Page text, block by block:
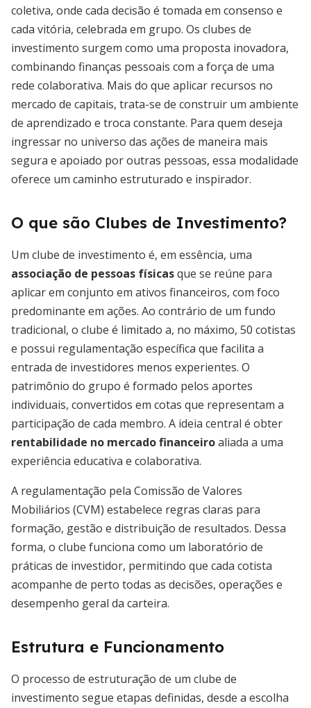
coletiva, onde cada decisão é tomada em consenso e
cada vitória, celebrada em grupo. Os clubes de
investimento surgem como uma proposta inovadora,
combinando finanças pessoais com a força de uma
rede colaborativa. Mais do que aplicar recursos no
mercado de capitais, trata-se de construir um ambiente
de aprendizado e troca constante. Para quem deseja
ingressar no universo das ações de maneira mais
segura e apoiado por outras pessoas, essa modalidade
oferece um caminho estruturado e inspirador.
O que são Clubes de Investimento?
Um clube de investimento é, em essência, uma
associação de pessoas físicasque se reúne para
aplicar em conjunto em ativos financeiros, com foco
predominante em ações. Ao contrário de um fundo
tradicional, o clube é limitado a, no máximo, 50 cotistas
e possui regulamentação específica que facilita a
entrada de investidores menos experientes. O
patrimônio do grupo é formado pelos aportes
individuais, convertidos em cotas que representam a
participação de cada membro. A ideia central é obter
rentabilidade no mercado financeiroaliada a uma
experiência educativa e colaborativa.
A regulamentação pela Comissão de Valores
Mobiliários (CVM) estabelece regras claras para
formação, gestão e distribuição de resultados. Dessa
forma, o clube funciona como um laboratório de
práticas de investidor, permitindo que cada cotista
acompanhe de perto todas as decisões, operações e
desempenho geral da carteira.
Estrutura e Funcionamento
O processo de estruturação de um clube de
investimento segue etapas definidas, desde a escolha